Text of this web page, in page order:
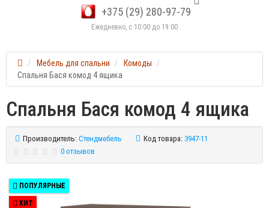
+375 (29) 280-97-79
Ежедневно, с 10:00 до 19:00
Мебель для спальни
Комоды
Спальня Бася комод 4 ящика
Спальня Бася комод 4 ящика
Производитель: Стендмебель Код товара: 3947-11
0 отзывов
ПОПУЛЯРНЫЕ
ХИТ